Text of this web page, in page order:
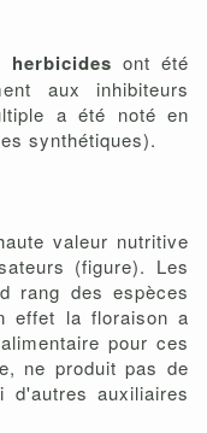
herbicides ont été
aux inhibiteurs
a été noté en
synthétiques).
valeur nutritive
(figure). Les
rang des espèces
effet la floraison a
pour ces
ne produit pas de
d'autres auxiliaires